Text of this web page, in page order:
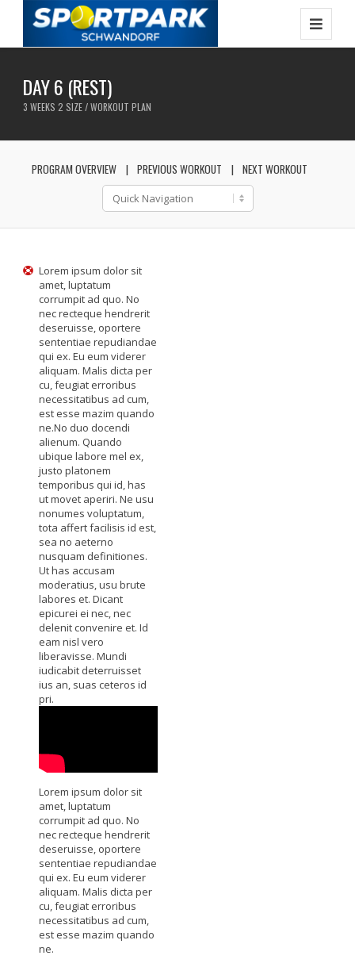
DAY 6 (REST)
3 WEEKS 2 SIZE / WORKOUT PLAN
PROGRAM OVERVIEW PREVIOUS WORKOUT NEXT WORKOUT
Lorem ipsum dolor sit
amet, luptatum
corrumpit ad quo. No
nec recteque hendrerit
deseruisse, oportere
sententiae repudiandae
qui ex. Eu eum viderer
aliquam. Malis dicta per
cu, feugiat erroribus
necessitatibus ad cum,
est esse mazim quando
ne.No duo docendi
alienum. Quando
ubique labore mel ex,
justo platonem
temporibus qui id, has
ut movet aperiri. Ne usu
nonumes voluptatum,
tota affert facilisis id est,
sea no aeterno
nusquam definitiones.
Ut has accusam
moderatius, usu brute
labores et. Dicant
epicurei ei nec, nec
delenit convenire et. Id
eam nisl vero
liberavisse. Mundi
iudicabit deterruisset
ius an, suas ceteros id
pri.
Lorem ipsum dolor sit
amet, luptatum
corrumpit ad quo. No
nec recteque hendrerit
deseruisse, oportere
sententiae repudiandae
qui ex. Eu eum viderer
aliquam. Malis dicta per
cu, feugiat erroribus
necessitatibus ad cum,
est esse mazim quando
ne.